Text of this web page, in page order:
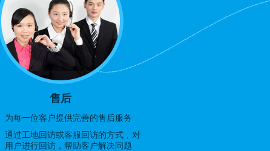
售后
为每一位客户提供完善的售后服务
通过工地回访或客服回访的方式，对
用户进行回访，帮助客户解决问题